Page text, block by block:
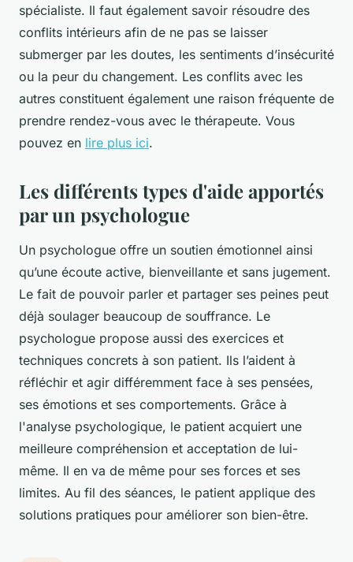
spécialiste. Il faut également savoir résoudre des
conflits intérieurs afin de ne pas se laisser
submerger par les doutes, les sentiments d’insécurité
ou la peur du changement. Les conflits avec les
autres constituent également une raison fréquente de
prendre rendez-vous avec le thérapeute. Vous
pouvez en lire plus ici.
Les différents types d'aide apportés
par un psychologue
Un psychologue offre un soutien émotionnel ainsi
qu’une écoute active, bienveillante et sans jugement.
Le fait de pouvoir parler et partager ses peines peut
déjà soulager beaucoup de souffrance. Le
psychologue propose aussi des exercices et
techniques concrets à son patient. Ils l’aident à
réfléchir et agir différemment face à ses pensées,
ses émotions et ses comportements. Grâce à
l'analyse psychologique, le patient acquiert une
meilleure compréhension et acceptation de lui-
même. Il en va de même pour ses forces et ses
limites. Au fil des séances, le patient applique des
solutions pratiques pour améliorer son bien-être.